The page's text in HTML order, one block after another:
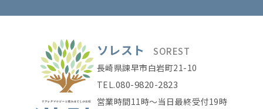
ソレスト SOREST
長崎県諫早市白岩町21-10
TEL.080-9820-2823
営業時間11時〜当日最終受付19時